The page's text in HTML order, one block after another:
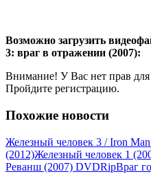
Возможно загрузить
3: враг в отражении (2007):
Внимание! У Вас нет прав для
Пройдите регистрацию.
Похожие новости
Железный человек 3 / Iron
(2012)Железный человек 1
Реванш (2007) DVDRірВраг